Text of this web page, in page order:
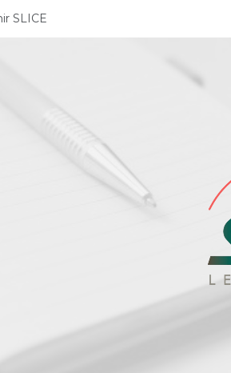
SLICE